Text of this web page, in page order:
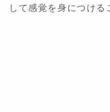
して感覚を身につける